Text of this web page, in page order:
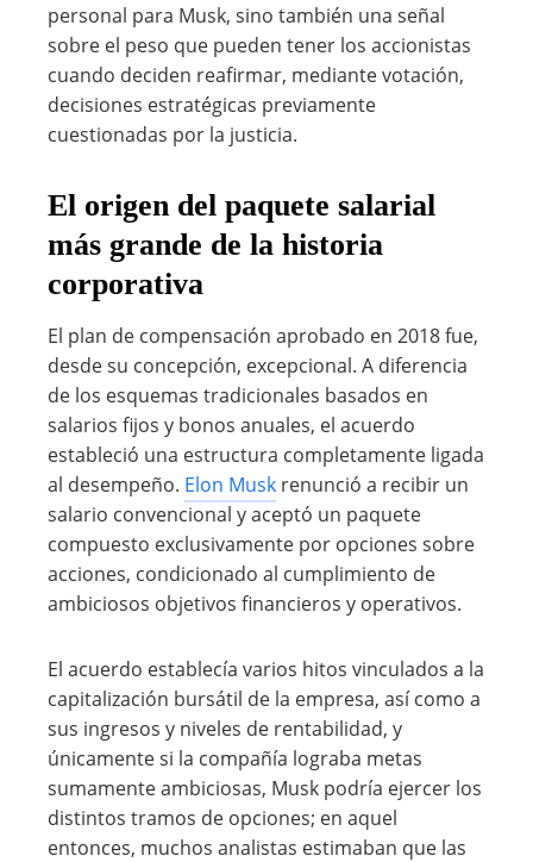
personal para Musk, sino también una señal
sobre el peso que pueden tener los accionistas
cuando deciden reafirmar, mediante votación,
decisiones estratégicas previamente
cuestionadas por la justicia.
El origen del paquete salarial
más grande de la historia
corporativa
El plan de compensación aprobado en 2018 fue,
desde su concepción, excepcional. A diferencia
de los esquemas tradicionales basados en
salarios fijos y bonos anuales, el acuerdo
estableció una estructura completamente ligada
al desempeño. Elon Musk renunció a recibir un
salario convencional y aceptó un paquete
compuesto exclusivamente por opciones sobre
acciones, condicionado al cumplimiento de
ambiciosos objetivos financieros y operativos.
El acuerdo establecía varios hitos vinculados a la
capitalización bursátil de la empresa, así como a
sus ingresos y niveles de rentabilidad, y
únicamente si la compañía lograba metas
sumamente ambiciosas, Musk podría ejercer los
distintos tramos de opciones; en aquel
entonces, muchos analistas estimaban que las